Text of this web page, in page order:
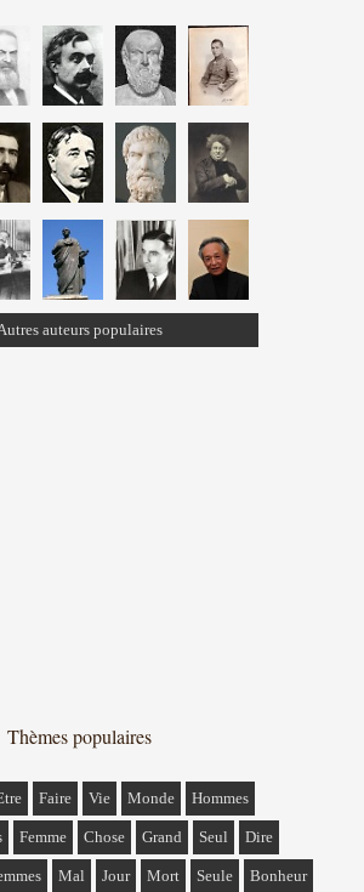
auteurs populaires
Thèmes populaires
Faire Vie Monde Hommes
Femme Chose Grand Seul Dire
Mal Jour Mort Seule Bonheur